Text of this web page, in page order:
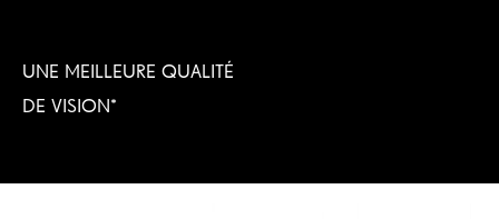
UNE MEILLEURE QUALITÉ
DE VISION*